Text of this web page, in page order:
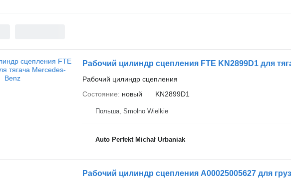
Рабочий цилиндр сцепления FTE KN2899D1 для
Рабочий цилиндр сцепления
Состояние
новый KN2899D1
Польша, Smolno Wielkie
Auto Perfekt Michał Urbaniak
Рабочий цилиндр сцепления A00025005627 для